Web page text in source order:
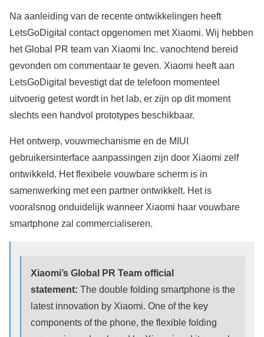
Na aanleiding van de recente ontwikkelingen heeft
LetsGoDigital contact opgenomen met Xiaomi. Wij hebben
het Global PR team van Xiaomi Inc. vanochtend bereid
gevonden om commentaar te geven. Xiaomi heeft aan
LetsGoDigital bevestigt dat de telefoon momenteel
uitvoerig getest wordt in het lab, er zijn op dit moment
slechts een handvol prototypes beschikbaar.
Het ontwerp, vouwmechanisme en de MIUI
gebruikersinterface aanpassingen zijn door Xiaomi zelf
ontwikkeld. Het flexibele vouwbare scherm is in
samenwerking met een partner ontwikkelt. Het is
vooralsnog onduidelijk wanneer Xiaomi haar vouwbare
smartphone zal commercialiseren.
Xiaomi’s Global PR Team official
statement: The double folding smartphone is the
latest innovation by Xiaomi. One of the key
components of the phone, the flexible folding